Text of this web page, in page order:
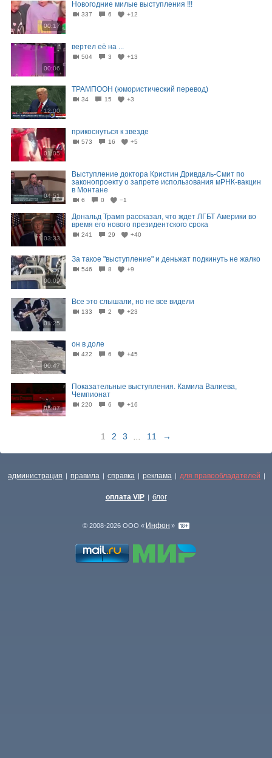
00:17
Новогодние милые выступления !!!
337 6 +12
00:06
вертел её на ...
504 3 +13
12:00
ТРАМПООН (юмористический перевод)
34 15 +3
01:05
прикоснуться к звезде
573 16 +5
04:51
Выступление доктора Кристин Дривдаль-Смит по
законопроекту о запрете использования мРНК-вакцин
в Монтане
6 0 −1
03:33
Дональд Трамп рассказал, что ждет ЛГБТ Америки во
время его нового президентского срока
241 29 +40
00:09
За такое "выступление" и деньжат подкинуть не жалко
546 8 +9
01:25
Все это слышали, но не все видели⁠⁠
133 2 +23
00:47
он в доле
422 6 +45
05:07
Показательные выступления. Камила Валиева,
Чемпионат
220 6 +16
1 2 3 11 →
администрация | правила | справка | реклама | для правообладателей |
оплата VIP | блог
© 2008-2026 ООО « Инфон »